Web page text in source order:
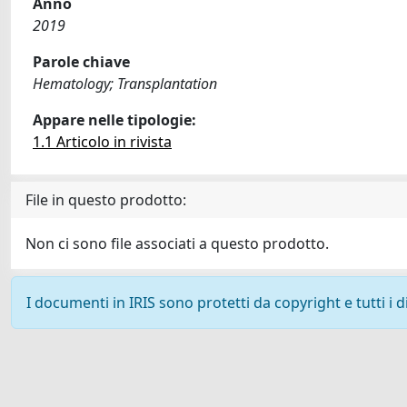
2019
Parole chiave
Hematology; Transplantation
Appare nelle tipologie:
1.1 Articolo in rivista
File in questo prodotto:
Non ci sono file associati a questo prodotto.
I documenti in IRIS sono protetti da copyright e tutti i